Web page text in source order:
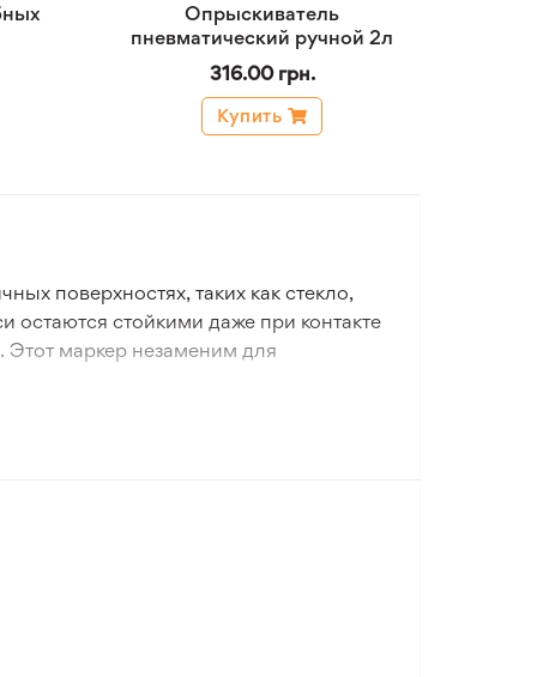
Опрыскиватель
пневматический ручной 2л
316.00 грн.
Купить
поверхностях, таких как стекло,
остаются стойкими даже при контакте
Этот маркер незаменим для
инструментом для нанесения
бытовой маркировки и